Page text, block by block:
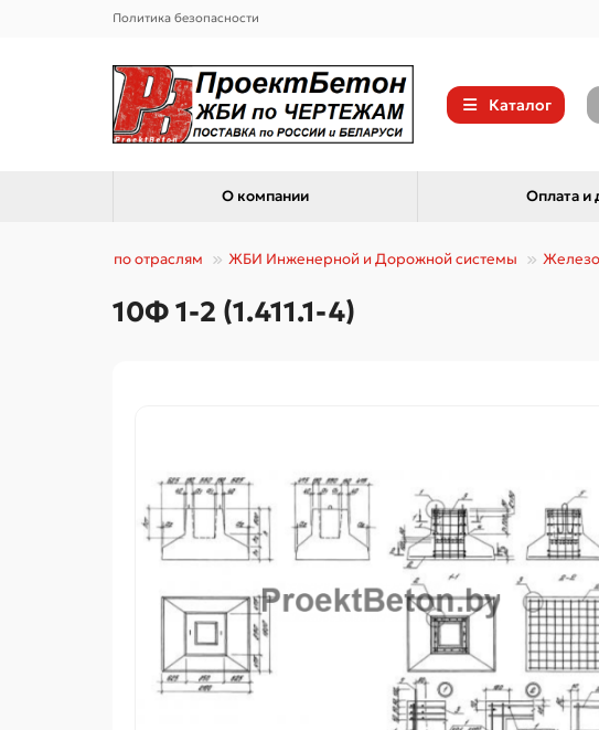
Политика безопасности
Каталог
О компании Оплата и
Каталог по отраслям ЖБИ Инженерной и Дорожной системы
10Ф 1-2 (1.411.1-4)